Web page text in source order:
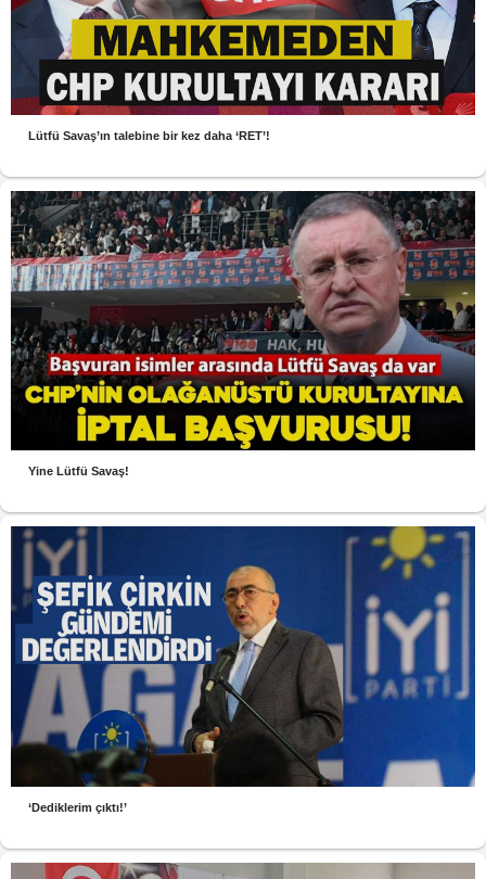
Lütfü Savaş’ın talebine bir kez daha ‘RET’!
Yine Lütfü Savaş!
‘Dediklerim çıktı!’